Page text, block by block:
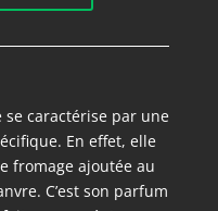
se caractérise par une
En effet, elle
fromage ajoutée au
C’est son parfum